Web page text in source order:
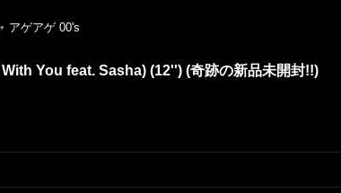
アゲアゲ 00's
You feat. Sasha) (12'') (奇跡の新品未開封!!)